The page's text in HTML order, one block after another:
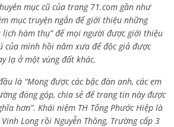
mục cũ của trang 71.com gần như
mục truyện ngắn để giới thiệu những
lịch hàm thụ” để mọi người được giới thiệu
của mình hồi năm xưa để độc giả được
lạ ở một vùng đất khác.
là “Mong được các bậc đàn anh, các em
đóng góp, chia sẻ để trang tin này được
hơn”. Khái niệm TH Tống Phước Hiệp là
Vinh Long rồi Nguyễn Thông, Trường cấp 3